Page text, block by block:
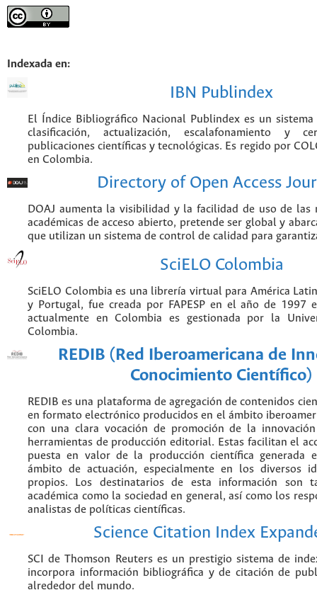
Indexada en:
IBN Publindex
El Índice Bibliográfico Nacional Publindex es un
clasificación, actualización, escalafonamiento y
publicaciones científicas y tecnológicas. Es regido por
en Colombia.
Directory of Open Access
DOAJ aumenta la visibilidad y la facilidad de uso de las
académicas de acceso abierto, pretende ser global y
que utilizan un sistema de control de calidad para
SciELO Colombia
SciELO Colombia es una librería virtual para América
y Portugal, fue creada por FAPESP en el año de 1997
actualmente en Colombia es gestionada por la
Colombia.
REDIB (Red Iberoamericana de
Conocimiento Científico)
REDIB es una plataforma de agregación de contenidos
en formato electrónico producidos en el ámbito
con una clara vocación de promoción de la
herramientas de producción editorial. Estas facilitan el
puesta en valor de la producción científica generada
ámbito de actuación, especialmente en los diversos
propios. Los destinatarios de esta información son
académica como la sociedad en general, así como los
analistas de políticas científicas.
Science Citation Index
SCI de Thomson Reuters es un prestigio sistema de
incorpora información bibliográfica y de citación de
alrededor del mundo.